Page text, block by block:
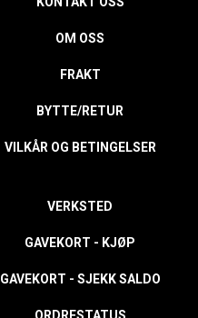
OM OSS
FRAKT
BYTTE/RETUR
VILKÅR OG BETINGELSER
VERKSTED
GAVEKORT - KJØP
GAVEKORT - SJEKK SALDO